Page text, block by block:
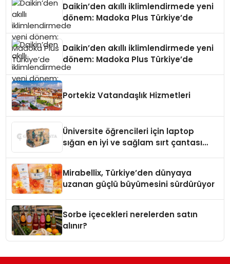
Daikin’den akıllı iklimlendirmede yeni
dönem: Madoka Plus Türkiye’de
Daikin’den akıllı iklimlendirmede yeni
dönem: Madoka Plus Türkiye’de
Portekiz Vatandaşlık Hizmetleri
Üniversite öğrencileri için laptop
sığan en iyi ve sağlam sırt çantası
Mirabellix, Türkiye’den dünyaya
uzanan güçlü büyümesini sürdürüyor
Sorbe içecekleri nerelerden satın
alınır?